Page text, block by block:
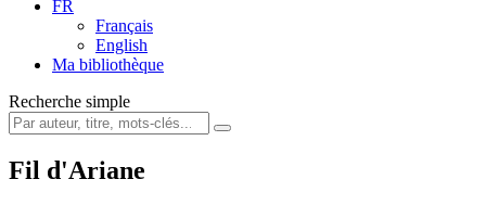
FR
Français
English
Ma bibliothèque
Recherche simple
Fil d'Ariane